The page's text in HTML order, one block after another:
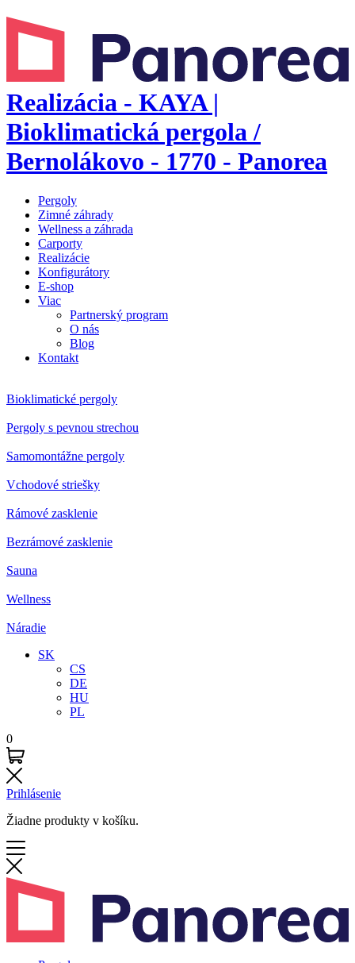
Realizácia - KAYA |
Bioklimatická pergola /
Bernolákovo - 1770 - Panorea
Pergoly
Zimné záhrady
Wellness a záhrada
Carporty
Realizácie
Konfigurátory
E-shop
Viac
Partnerský program
O nás
Blog
Kontakt
Bioklimatické pergoly
Pergoly s pevnou strechou
Samomontážne pergoly
Vchodové striešky
Rámové zasklenie
Bezrámové zasklenie
Sauna
Wellness
Náradie
SK
CS
DE
HU
PL
0
Prihlásenie
Žiadne produkty v košíku.